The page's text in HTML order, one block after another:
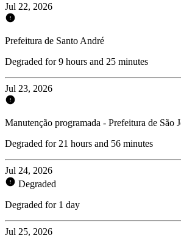
Jul 22, 2026
Prefeitura de Santo André
Degraded for 9 hours and 25 minutes
Jul 23, 2026
Manutenção programada - Prefeitura de São
Degraded for 21 hours and 56 minutes
Jul 24, 2026
Degraded
Degraded for 1 day
Jul 25, 2026